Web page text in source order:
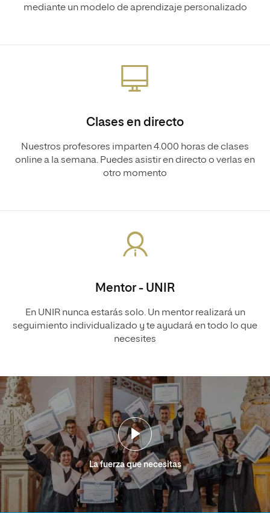
mediante un modelo de aprendizaje personalizado
Clases en directo
Nuestros profesores imparten 4.000 horas de clases
online a la semana. Puedes asistir en directo o verlas en
otro momento
Mentor - UNIR
En UNIR nunca estarás solo. Un mentor realizará un
seguimiento individualizado y te ayudará en todo lo que
necesites
La fuerza que necesitas